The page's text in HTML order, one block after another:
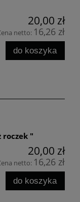
20,00 zł
netto: 16,26 zł
do koszyka
roczek "
20,00 zł
netto: 16,26 zł
do koszyka